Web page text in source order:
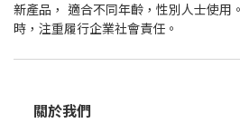
新產品， 適合不同年齡，性別人士使用
時，注重履行企業社會責任。
關於我們